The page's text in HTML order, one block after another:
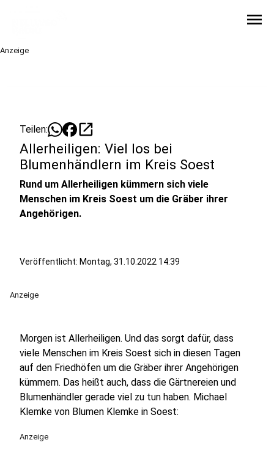
menu
Anzeige
Teilen: open_in_new
Allerheiligen: Viel los bei
Blumenhändlern im Kreis Soest
Rund um Allerheiligen kümmern sich viele
Menschen im Kreis Soest um die Gräber ihrer
Angehörigen.
Veröffentlicht: Montag, 31.10.2022 14:39
Anzeige
Morgen ist Allerheiligen. Und das sorgt dafür, dass
viele Menschen im Kreis Soest sich in diesen Tagen
auf den Friedhöfen um die Gräber ihrer Angehörigen
kümmern. Das heißt auch, dass die Gärtnereien und
Blumenhändler gerade viel zu tun haben. Michael
Klemke von Blumen Klemke in Soest:
Anzeige